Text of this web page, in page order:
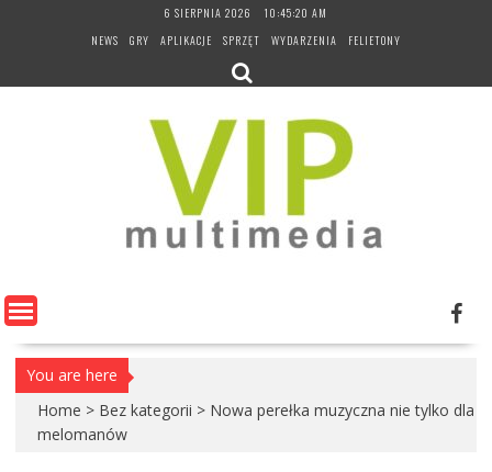
6 SIERPNIA 2026
10:45:21 AM
NEWS
GRY APLIKACJE SPRZĘT WYDARZENIA FELIETONY
You are here
Home > Bez kategorii > Nowa perełka muzyczna nie tylko dla
melomanów